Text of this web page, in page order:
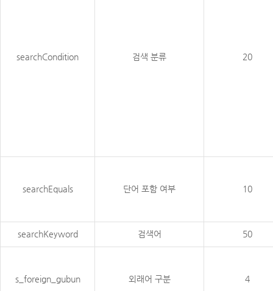
searchCondition 검색 분류 20
searchEquals 단어 포함 여부 10
searchKeyword 검색어 50
s_foreign_gubun 외래어 구분 4